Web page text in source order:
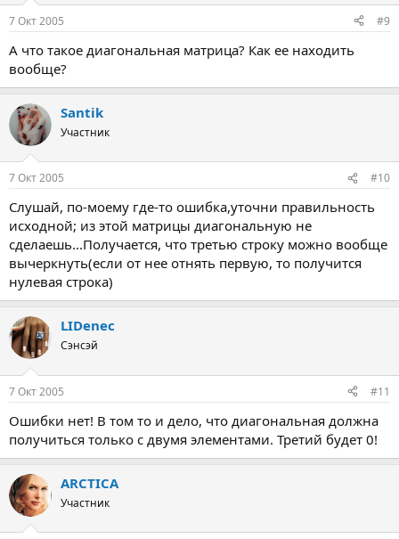
7 Окт 2005 #9
А что такое диагональная матрица? Как ее находить
вообще?
Santik
Участник
7 Окт 2005 #10
Слушай, по-моему где-то ошибка,уточни правильность
исходной; из этой матрицы диагональную не
сделаешь...Получается, что третью строку можно вообще
вычеркнуть(если от нее отнять первую, то получится
нулевая строка)
LIDenec
Сэнсэй
7 Окт 2005 #11
Ошибки нет! В том то и дело, что диагональная должна
получиться только с двумя элементами. Третий будет 0!
ARCTICA
Участник